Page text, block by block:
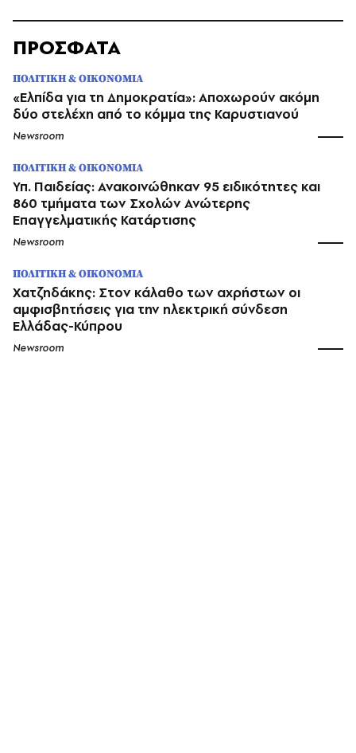
ΠΡΟΣΦΑΤΑ
ΠΟΛΙΤΙΚΗ & ΟΙΚΟΝΟΜΙΑ
«Ελπίδα για τη Δημοκρατία»: Αποχωρούν ακόμη
δύο στελέχη από το κόμμα της Καρυστιανού
Newsroom
ΠΟΛΙΤΙΚΗ & ΟΙΚΟΝΟΜΙΑ
Υπ. Παιδείας: Ανακοινώθηκαν 95 ειδικότητες και
860 τμήματα των Σχολών Ανώτερης
Επαγγελματικής Κατάρτισης
Newsroom
ΠΟΛΙΤΙΚΗ & ΟΙΚΟΝΟΜΙΑ
Χατζηδάκης: Στον κάλαθο των αχρήστων οι
αμφισβητήσεις για την ηλεκτρική σύνδεση
Ελλάδας-Κύπρου
Newsroom